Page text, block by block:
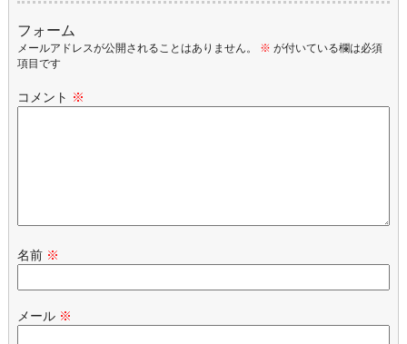
フォーム
メールアドレスが公開されることはありません。 ※ が付いている欄は必須
項目です
コメント ※
名前 ※
メール ※